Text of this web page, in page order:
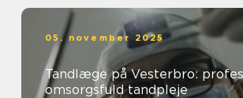
05. november 2025
Tandlæge på Vesterbro:
omsorgsfuld tandpleje